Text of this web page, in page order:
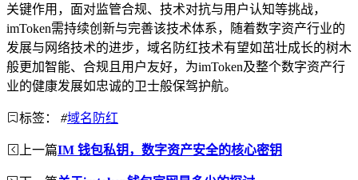
关键作用，面对监管合规、技术对抗与用户认知等挑战，
imToken需持续创新与完善该技术体系，随着数字资产行业的
发展与网络技术的进步，域名防红技术有望如茁壮成长的树木
般更加智能、合规且用户友好，为imToken及整个数字资产行
业的健康发展如忠诚的卫士般保驾护航。
标签： #域名防红
上一篇IM 钱包私钥，数字资产安全的核心密钥